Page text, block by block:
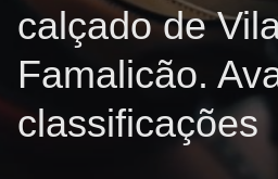
calçado de
Famalicão.
classificações